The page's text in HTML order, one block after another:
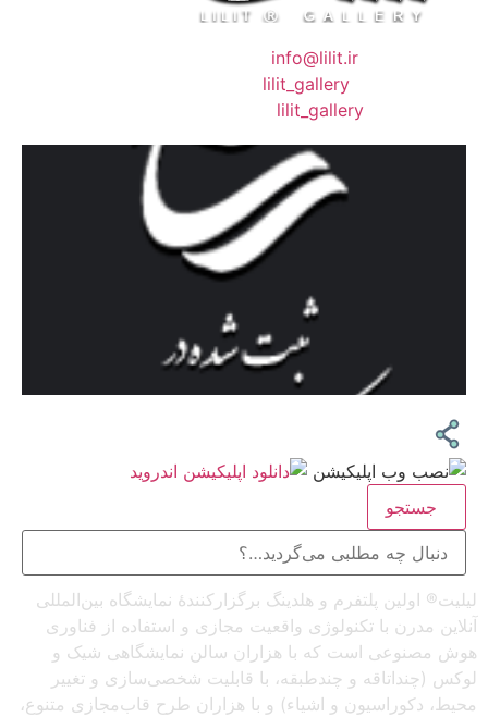
info@lilit.ir
lilit_gallery
lilit_gallery
جستجو
لیلیت® اولین پلتفرم و هلدینگ برگزارکنندهٔ نمایشگاه بین‌المللی
آنلاین مدرن با تکنولوژی واقعیت مجازی و استفاده از فناوری
هوش مصنوعی است که با هزاران سالن نمایشگاهی شیک و
لوکس (چنداتاقه و چندطبقه، با قابلیت شخصی‌سازی و تغییر
محیط، دکوراسیون و اشیاء) و با هزاران طرح قاب‌مجازی متنوع،